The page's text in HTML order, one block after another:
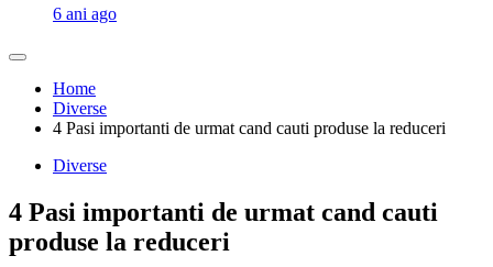
6 ani ago
Home
Diverse
4 Pasi importanti de urmat cand cauti produse la reduceri
Diverse
4 Pasi importanti de urmat cand cauti
produse la reduceri